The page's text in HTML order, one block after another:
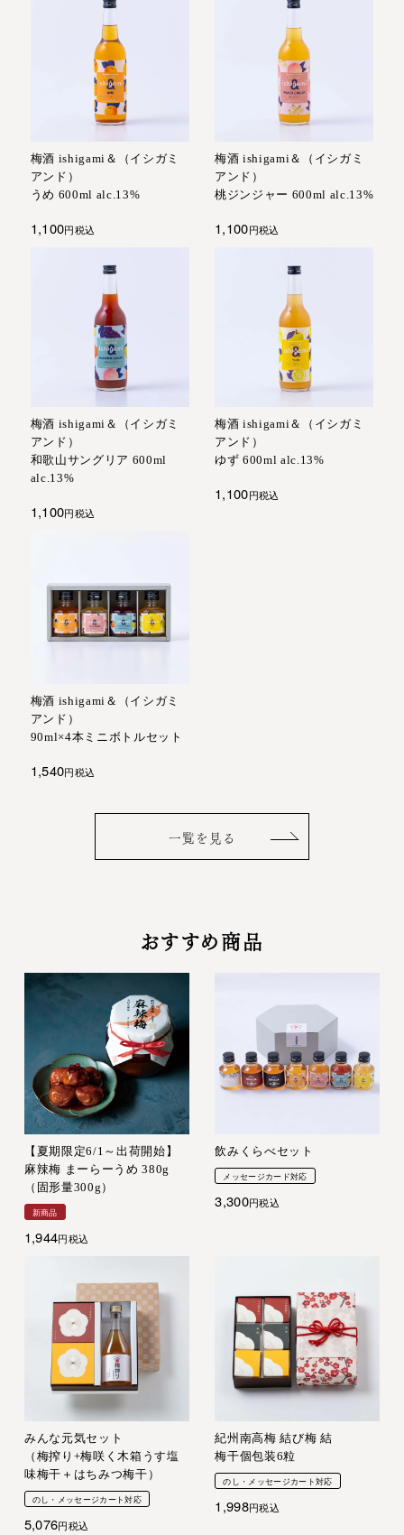
梅酒 ishigami＆（イシガミ
アンド）
うめ 600ml alc.13%
1,100 税込
梅酒 ishigami＆（イシガミ
アンド）
桃ジンジャー 600ml alc.13%
1,100 税込
梅酒 ishigami＆（イシガミ
アンド）
和歌山サングリア 600ml
alc.13%
1,100 税込
梅酒 ishigami＆（イシガミ
アンド）
ゆず 600ml alc.13%
1,100 税込
梅酒 ishigami＆（イシガミ
アンド）
90ml×4本ミニボトルセット
1,540 税込
一覧を見る
おすすめ商品
【夏期限定6/1～出荷開始】
麻辣梅 まーらーうめ 380g
（固形量300g）
新商品
1,944 税込
飲みくらべセット
メッセージカード対応
3,300 税込
みんな元気セット
（梅搾り+梅咲く木箱うす塩
味梅干＋はちみつ梅干）
のし・メッセージカート対応
5,076 税込
紀州南高梅 結び梅 結
梅干個包装6粒
のし・メッセージカート対応
1,998 税込